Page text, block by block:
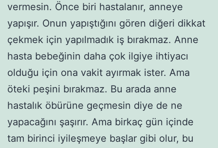
vermesin. Önce biri hastalanır, anneye
yapışır. Onun yapıştığını gören diğeri dikkat
çekmek için yapılmadık iş bırakmaz. Anne
hasta bebeğinin daha çok ilgiye ihtiyacı
olduğu için ona vakit ayırmak ister. Ama
öteki peşini bırakmaz. Bu arada anne
hastalık öbürüne geçmesin diye de ne
yapacağını şaşırır. Ama birkaç gün içinde
tam birinci iyileşmeye başlar gibi olur, bu